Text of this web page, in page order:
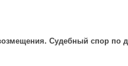
Судебный спор по